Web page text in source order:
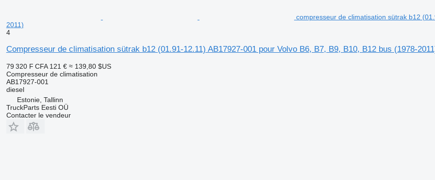
compresseur de climatisation sütrak b12
2011)
4
Compresseur de climatisation sütrak b12 (01.91-12.11) AB17927-001 pour Volvo B6, B7, B9, B10, B12 bus (1978-
79 320 F CFA 121 € ≈ 139,80 $US
Compresseur de climatisation
AB17927-001
diesel
Estonie, Tallinn
TruckParts Eesti OÜ
Contacter le vendeur